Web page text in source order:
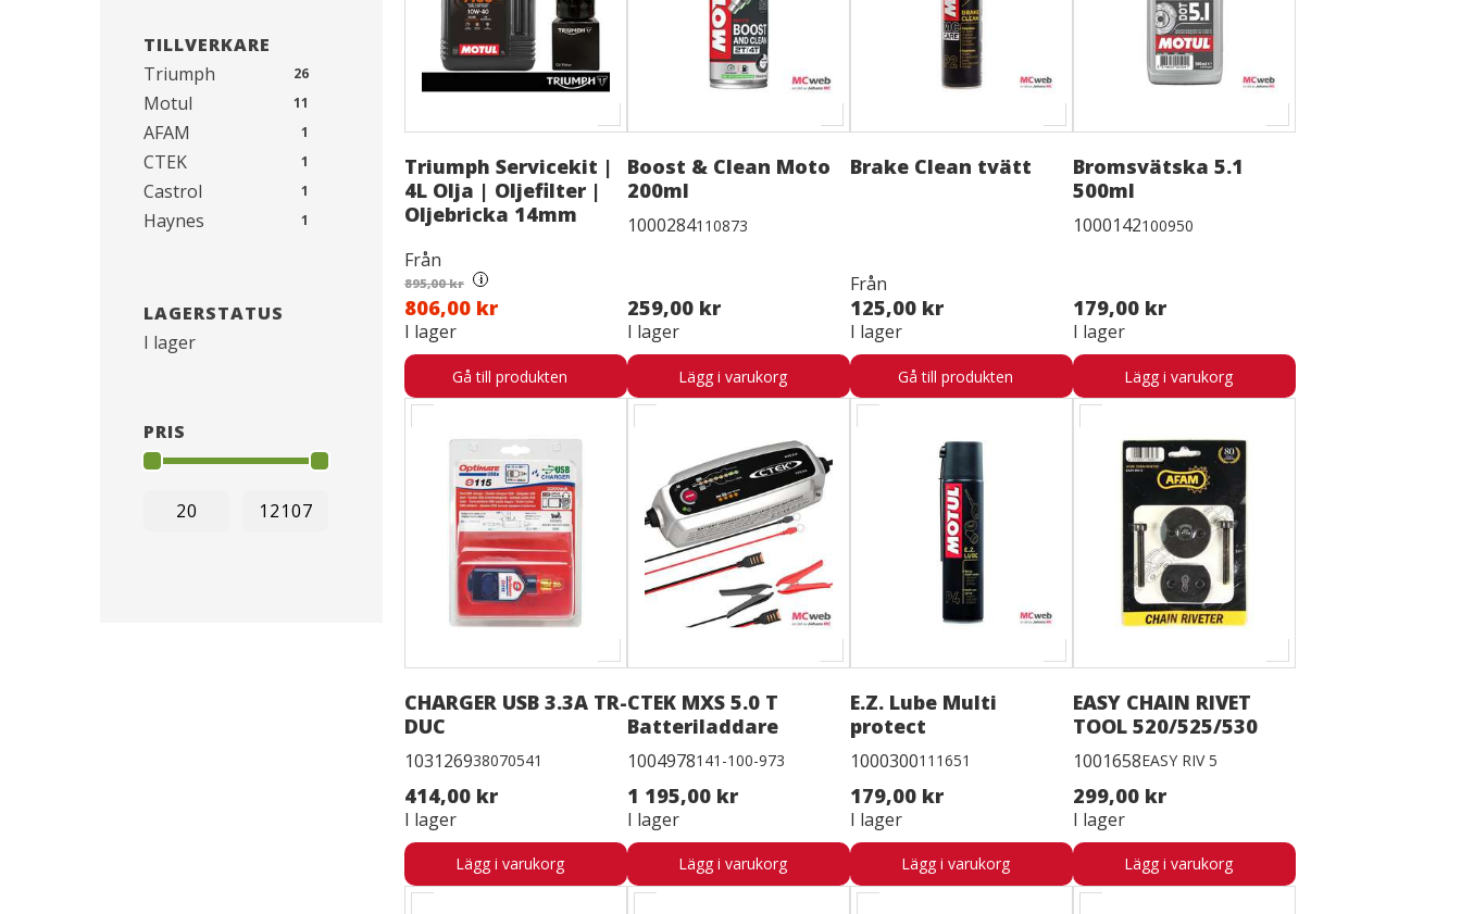
TILLVERKARE
Triumph
26
Motul 11
AFAM 1
CTEK 1
Castrol 1
Haynes 1
LAGERSTATUS
I lager
PRIS
Triumph Servicekit |
4L Olja | Oljefilter |
Oljebricka 14mm
Från
895,00 kr i
806,00 kr
I lager
Gå till produkten
Boost & Clean Moto
200ml
1000284110873
259,00 kr
I lager
Lägg i varukorg
Brake Clean tvätt
Från
125,00 kr
I lager
Gå till produkten
Bromsvätska 5.1
500ml
1000142100950
179,00 kr
I lager
Lägg i varukorg
CHARGER USB 3.3A TR-
DUC
103126938070541
414,00 kr
I lager
Lägg i varukorg
CTEK MXS 5.0 T
Batteriladdare
1004978141-100-973
1 195,00 kr
I lager
Lägg i varukorg
E.Z. Lube Multi
protect
1000300111651
179,00 kr
I lager
Lägg i varukorg
EASY CHAIN RIVET
TOOL 520/525/530
1001658EASY RIV 5
299,00 kr
I lager
Lägg i varukorg